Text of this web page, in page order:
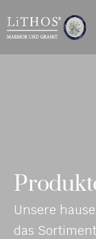
INE-
KAT
ALO
MATERIALIEN
3D-
Unsere
das